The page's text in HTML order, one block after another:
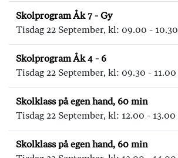
Skolprogram Åk 7 - Gy
Tisdag 22 September, kl: 09.00 - 10.30
Skolprogram Åk 4 - 6
Tisdag 22 September, kl: 09.30 - 11.00
Skolklass på egen hand, 60 min
Tisdag 22 September, kl: 12.00 - 13.00
Skolklass på egen hand, 60 min